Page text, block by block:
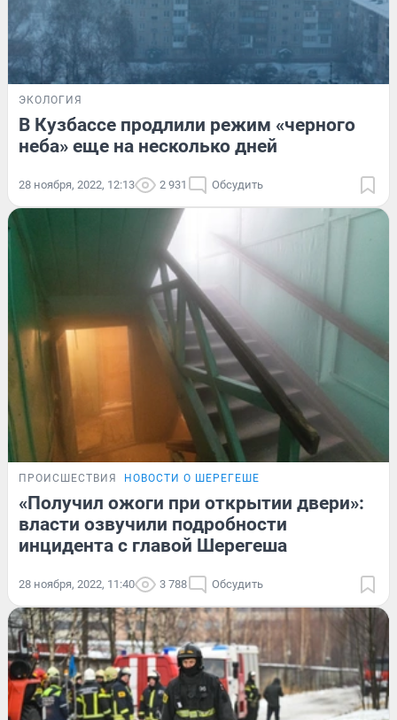
ЭКОЛОГИЯ
В Кузбассе продлили режим «черного
неба» еще на несколько дней
28 ноября, 2022, 12:13 2 931 Обсудить
ПРОИСШЕСТВИЯ НОВОСТИ О ШЕРЕГЕШЕ
«Получил ожоги при открытии двери»:
власти озвучили подробности
инцидента с главой Шерегеша
28 ноября, 2022, 11:40 3 788 Обсудить